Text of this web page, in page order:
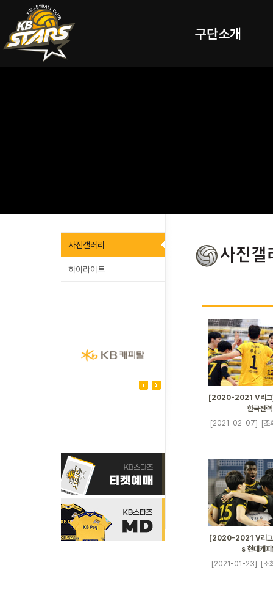
구단소개
사진갤러리
하이라이트
[2020-2021 V리
한국전력
[2021-02-07]
[조
[2020-2021 V리그
s 현대캐피
[2021-01-23]
[조